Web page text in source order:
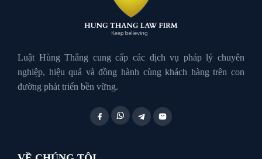
Luật Hành Chính
Luật Hôn Nhân Gia Đình
Luật Hùng Thắng cung cấp các dịch vụ pháp lý chuyên
nghiệp, hiệu quả và đồng hành cùng khách hàng trên con
đường phát triển bền vững.